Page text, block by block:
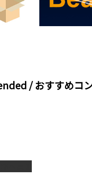
/ おすすめコ